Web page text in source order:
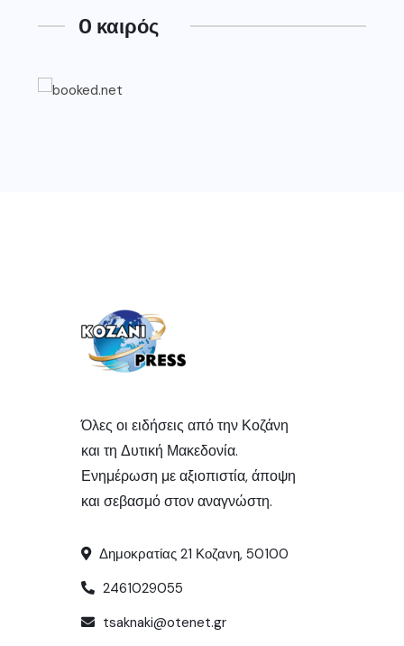
O καιρός
Όλες οι ειδήσεις από την Κοζάνη
και τη Δυτική Μακεδονία.
Ενημέρωση με αξιοπιστία, άποψη
και σεβασμό στον αναγνώστη.
Δημοκρατίας 21 Κοζανη, 50100
2461029055
tsaknaki@otenet.gr